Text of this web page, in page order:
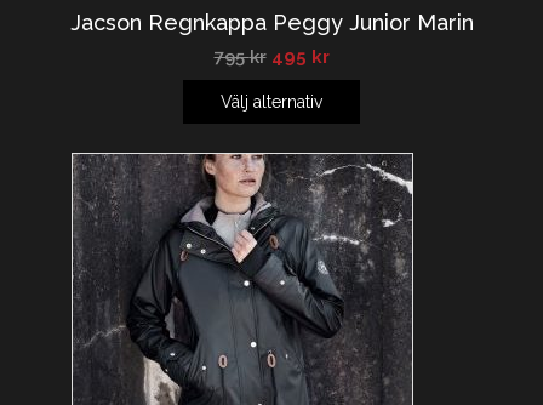
Jacson Regnkappa Peggy Junior Marin
795kr 495 kr
Välj alternativ